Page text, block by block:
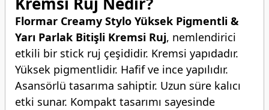
Flormar Creamy Stylo Yüksek Pigmentli &
Yarı Parlak Bitişli Kremsi Ruj, nemlendirici
etkili bir stick ruj çeşididir. Kremsi yapıdadır.
Yüksek pigmentlidir. Hafif ve ince yapılıdır.
Asansörlü tasarıma sahiptir. Uzun süre kalıcı
etki sunar. Kompakt tasarımı sayesinde